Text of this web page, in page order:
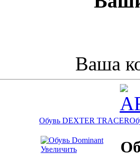
Ваша
Обувь DEXTER TRACER
Увеличить